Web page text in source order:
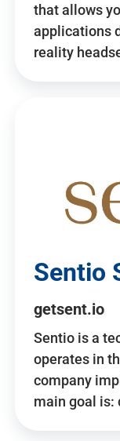
that allows
applications
reality
Sentio
getsent.io
Sentio is a
operates in
company
main goal is: